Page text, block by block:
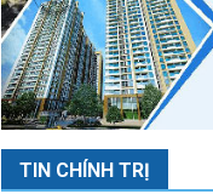
TIN CHÍNH TRỊ